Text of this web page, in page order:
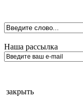
Наша рассылка
закрыть